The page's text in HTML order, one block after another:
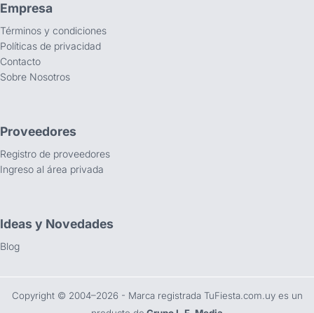
Empresa
Términos y condiciones
Políticas de privacidad
Contacto
Sobre Nosotros
Proveedores
Registro de proveedores
Ingreso al área privada
Ideas y Novedades
Blog
Copyright ©️ 2004–2026 - Marca registrada TuFiesta.com.uy es un